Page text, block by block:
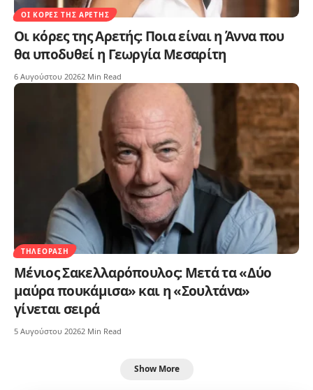
ΟΙ ΚΌΡΕΣ ΤΗΣ ΑΡΕΤΉΣ
Οι κόρες της Αρετής: Ποια είναι η Άννα που
θα υποδυθεί η Γεωργία Μεσαρίτη
6 Αυγούστου 20262 Min Read
ΤΗΛΕΌΡΑΣΗ
Μένιος Σακελλαρόπουλος: Μετά τα «Δύο
μαύρα πουκάμισα» και η «Σουλτάνα»
γίνεται σειρά
5 Αυγούστου 20262 Min Read
Show More